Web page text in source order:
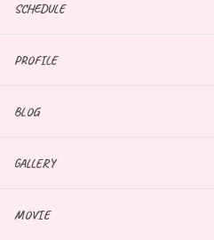
SCHEDULE
PROFILE
BLOG
GALLERY
MOVIE